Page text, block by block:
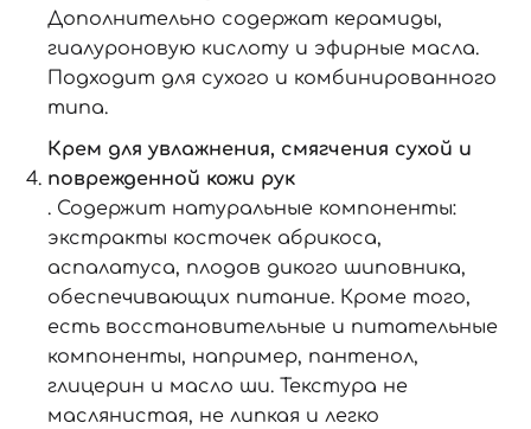
Дополнительно содержат керамиды,
гиалуроновую кислоту и эфирные масла.
Подходит для сухого и комбинированного
типа.
Крем для увлажнения, смягчения сухой и
поврежденной кожи рук
. Содержит натуральные компоненты:
экстракты косточек абрикоса,
аспалатуса, плодов дикого шиповника,
обеспечивающих питание. Кроме того,
есть восстановительные и питательные
компоненты, например, пантенол,
глицерин и масло ши. Текстура не
маслянистая, не липкая и легко